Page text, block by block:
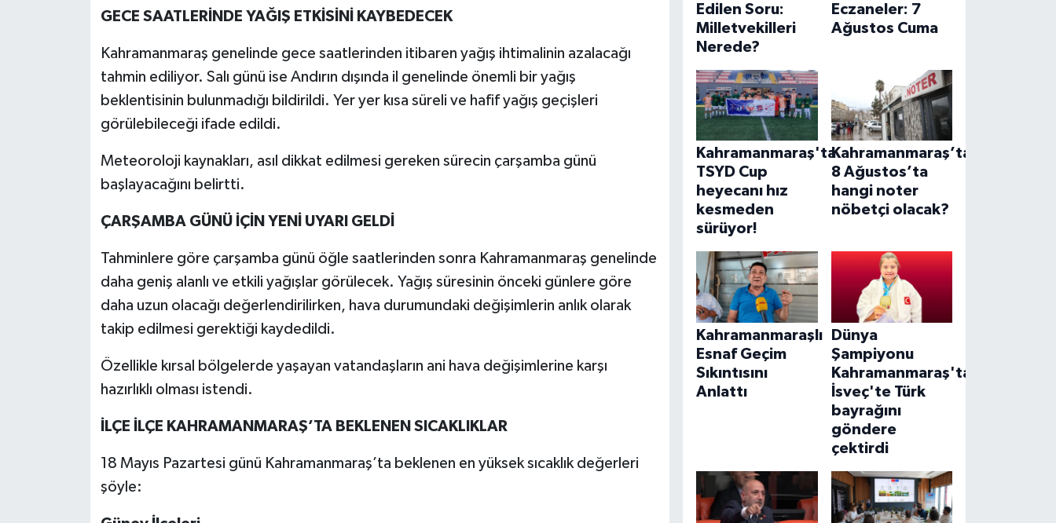
GECE SAATLERİNDE YAĞIŞ ETKİSİNİ KAYBEDECEK
Kahramanmaraş genelinde gece saatlerinden itibaren yağış ihtimalinin azalacağı
tahmin ediliyor. Salı günü ise Andırın dışında il genelinde önemli bir yağış
beklentisinin bulunmadığı bildirildi. Yer yer kısa süreli ve hafif yağış geçişleri
görülebileceği ifade edildi.
Meteoroloji kaynakları, asıl dikkat edilmesi gereken sürecin çarşamba günü
başlayacağını belirtti.
ÇARŞAMBA GÜNÜ İÇİN YENİ UYARI GELDİ
Tahminlere göre çarşamba günü öğle saatlerinden sonra Kahramanmaraş genelinde
daha geniş alanlı ve etkili yağışlar görülecek. Yağış süresinin önceki günlere göre
daha uzun olacağı değerlendirilirken, hava durumundaki değişimlerin anlık olarak
takip edilmesi gerektiği kaydedildi.
Özellikle kırsal bölgelerde yaşayan vatandaşların ani hava değişimlerine karşı
hazırlıklı olması istendi.
İLÇE İLÇE KAHRAMANMARAŞ’TA BEKLENEN SICAKLIKLAR
18 Mayıs Pazartesi günü Kahramanmaraş’ta beklenen en yüksek sıcaklık değerleri
şöyle:
Edilen Soru:
Milletvekilleri
Nerede?
Eczaneler: 7
Ağustos Cuma
Kahramanmaraş'ta
TSYD Cup
heyecanı hız
kesmeden
sürüyor!
Kahramanmaraş’ta
8 Ağustos’ta
hangi noter
nöbetçi olacak?
Kahramanmaraşlı
Esnaf Geçim
Sıkıntısını
Anlattı
Dünya
Şampiyonu
Kahramanmaraş'tan!
İsveç'te Türk
bayrağını
göndere
çektirdi